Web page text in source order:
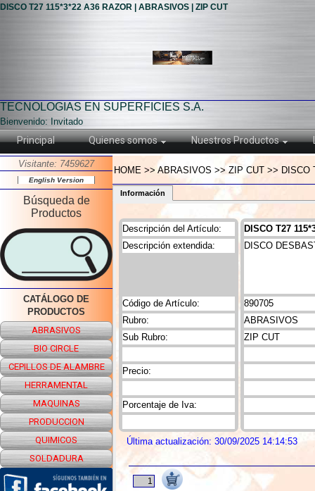
DISCO T27 115*3*22 A36 RAZOR | ABRASIVOS | ZIP CUT
TECNOLOGIAS EN SUPERFICIES S.A.
Bienvenido: Invitado
Principal Quienes somos Nuestros Productos
Visitante: 7459627
English Version
Búsqueda de
Productos
CATÁLOGO DE
PRODUCTOS
ABRASIVOS
BIO CIRCLE
CEPILLOS DE ALAMBRE
HERRAMENTAL
MAQUINAS
PRODUCCION
QUIMICOS
SOLDADURA
HOME >> ABRASIVOS >> ZIP CUT >> DISCO
Información
Descripción del Artículo:
Código de Artículo:
Rubro:
Sub Rubro:
Precio:
Descripción extendida:
Porcentaje de Iva:
DISCO T27
890705
ABRASIVOS
ZIP CUT
DISCO
Última actualización: 30/09/2025 14:14:53